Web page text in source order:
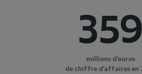
359
millions d’euros
de chiffre d’affaires en